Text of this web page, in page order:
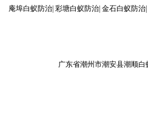
庵埠白蚁防治| 彩塘白蚁防治| 金石白蚁防治|
广东省潮州市潮安县潮顺白